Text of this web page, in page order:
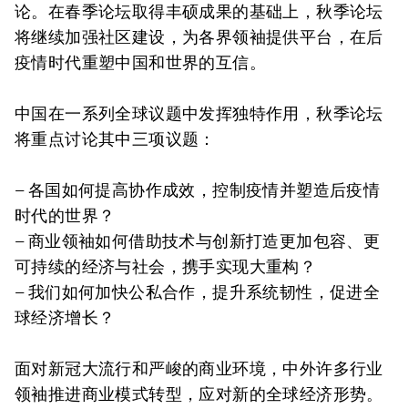
论。在春季论坛取得丰硕成果的基础上，秋季论坛
将继续加强社区建设，为各界领袖提供平台，在后
疫情时代重塑中国和世界的互信。
中国在一系列全球议题中发挥独特作用，秋季论坛
将重点讨论其中三项议题：
– 各国如何提高协作成效，控制疫情并塑造后疫情
时代的世界？
– 商业领袖如何借助技术与创新打造更加包容、更
可持续的经济与社会，携手实现大重构？
– 我们如何加快公私合作，提升系统韧性，促进全
球经济增长？
面对新冠大流行和严峻的商业环境，中外许多行业
领袖推进商业模式转型，应对新的全球经济形势。